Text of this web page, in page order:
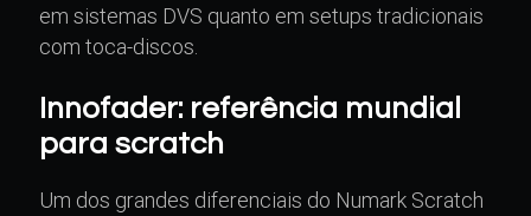
em sistemas DVS quanto em setups tradicionais
com toca-discos.
Innofader: referência mundial
para scratch
Um dos grandes diferenciais do Numark Scratch